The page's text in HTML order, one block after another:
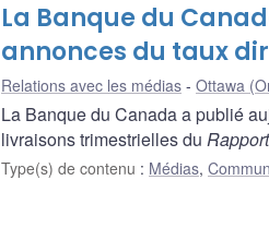
La Banque du
annonces du taux
Relations avec les médias Ottawa
La Banque du Canada a publié
livraisons trimestrielles du
Type(s) de contenu : Médias,